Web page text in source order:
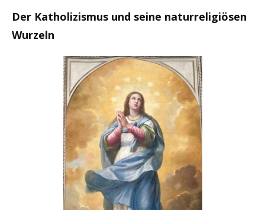
Der Katholizismus und seine naturreligiösen
Wurzeln